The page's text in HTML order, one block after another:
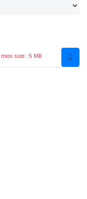
size : 5 MB